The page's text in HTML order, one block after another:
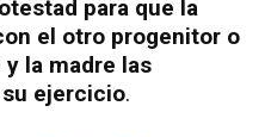
para que la
el otro progenitor o
la madre las
ejercicio.